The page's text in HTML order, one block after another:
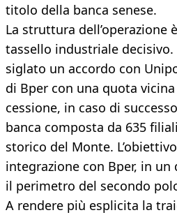
titolo della banca senese.
La struttura dell’operazione
tassello industriale
siglato un accordo con
di Bper con una quota
cessione, in caso di
banca composta da 635
storico del Monte.
integrazione con Bper, in
il perimetro del secondo
A rendere più esplicita la